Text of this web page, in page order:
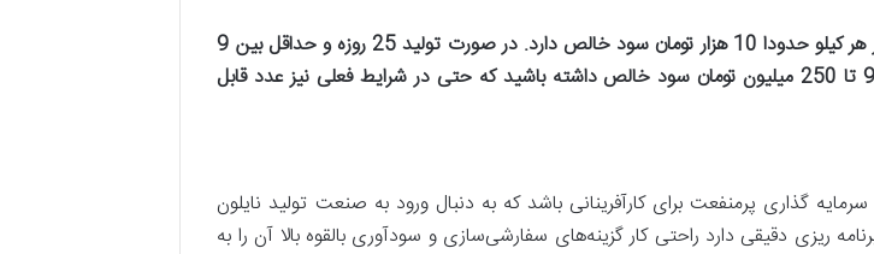
هر کیلو حدودا 10
هزار تومان سود خالص دارد. در صورت تولید 25 روزه و حداقل بین 9
تا 25 تن نایلون در ماه شما می‌توانید به صورت تقریبی ماهانه بین 90 تا 250 میلیون تومان سود خالص داشته باشید که حتی در شرایط فعلی نیز عدد قابل
گذاری پرمنفعت برای کارآفرینانی باشد که به دنبال ورود به صنعت تولید نایلون
ریزی دقیقی دارد راحتی کار گزینه‌های سفارشی‌سازی و سودآوری بالقوه بالا آن را به